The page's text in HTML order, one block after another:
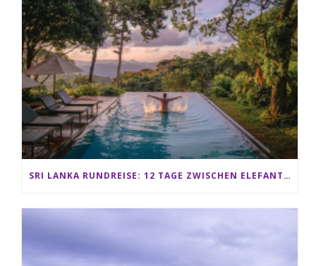
SRI LANKA RUNDREISE: 12 TAGE ZWISCHEN ELEFANTEN, TEEPLANTAGEN & STRAND ALS FAMILIE